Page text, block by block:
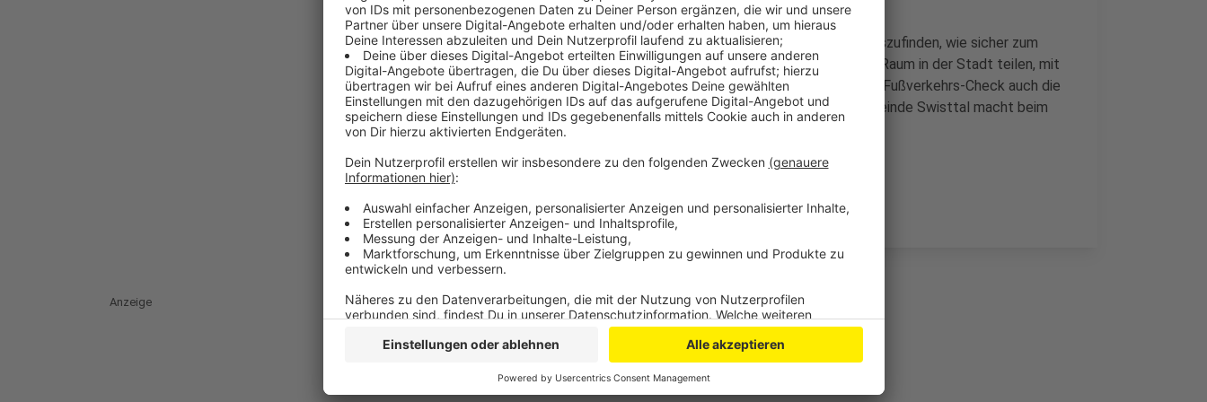
Dabei wird die Bonner City zu Fuß erkundet. Es geht darum, herauszufinden, wie sicher zum
Beispiel die Wege sind. Denn oft müssen sich die Fußgänger den Raum in der Stadt teilen, mit
Radwegen, Parkplätzen oder Ladezonen. Deshalb sollen bei dem Fußverkehrs-Check auch die
Anwohnerinnen und Anwohner dazu geholt werden. Auch die Gemeinde Swisttal macht beim
Fußverkehrs-Check mit, dort beginnt er Anfang September.
Anzeige
Anzeige